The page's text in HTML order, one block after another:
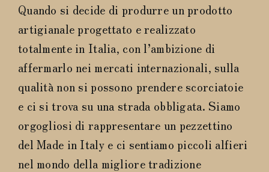
Quando si decide di produrre un prodotto
artigianale progettato e realizzato
totalmente in Italia, con l’ambizione di
affermarlo nei mercati internazionali, sulla
qualità non si possono prendere scorciatoie
e ci si trova su una strada obbligata. Siamo
orgogliosi di rappresentare un pezzettino
del Made in Italy e ci sentiamo piccoli alfieri
nel mondo della migliore tradizione